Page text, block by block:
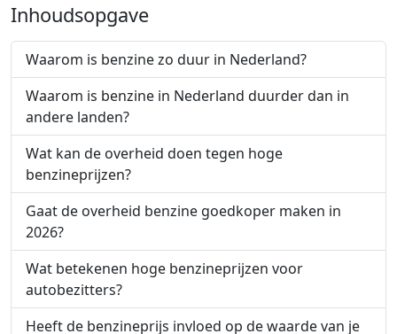
Inhoudsopgave
Waarom is benzine zo duur in Nederland?
Waarom is benzine in Nederland duurder dan in
andere landen?
Wat kan de overheid doen tegen hoge
benzineprijzen?
Gaat de overheid benzine goedkoper maken in
2026?
Wat betekenen hoge benzineprijzen voor
autobezitters?
Heeft de benzineprijs invloed op de waarde van je